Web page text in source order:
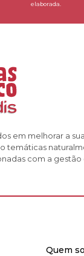
elaborada.
em melhorar a
temáticas
com a
Quem